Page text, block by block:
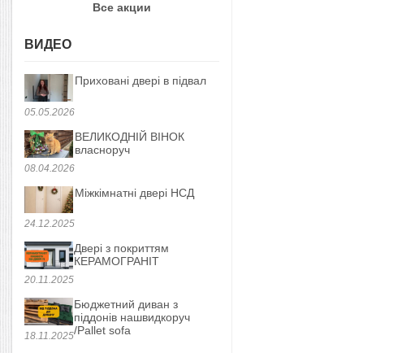
Все акции
ВИДЕО
05.05.2026
Приховані двері в підвал
08.04.2026
ВЕЛИКОДНІЙ ВІНОК
власноруч
24.12.2025
Міжкімнатні двері НСД
20.11.2025
Двері з покриттям
КЕРАМОГРАНІТ
18.11.2025
Бюджетний диван з
піддонів нашвидкоруч
/Pallet sofa